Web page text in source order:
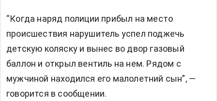
“Когда наряд полиции прибыл на место
происшествия нарушитель успел поджечь
детскую коляску и вынес во двор газовый
баллон и открыл вентиль на нем. Рядом с
мужчиной находился его малолетний сын”, —
говорится в сообщении.